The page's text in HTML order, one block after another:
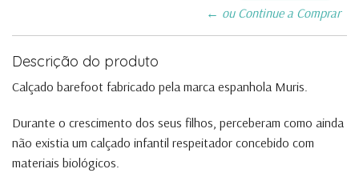
← ou Continue a Comprar
Descrição do produto
Calçado barefoot fabricado pela marca espanhola Muris.
Durante o crescimento dos seus filhos, perceberam como ainda
não existia um calçado infantil respeitador concebido com
materiais biológicos.